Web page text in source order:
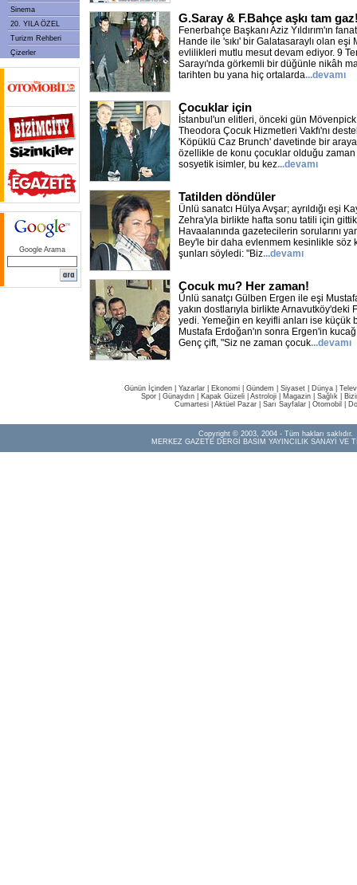
Sinema
20. YILA ÖZEL
Turizm Rehberi
Çizerler
Google Arama
G.Saray & F.Bahçe aşkı tam
Fenerbahçe Başkanı Aziz Yıldırım'ın
Hande ile 'sıkı' bir Galatasaraylı olan eşi
evlilikleri mutlu mesut devam ediyor. 9
Sarayı'nda görkemli bir düğünle nikâh
tarihten bu yana hiç ortalarda...devamı
Çocuklar için
İstanbul'un elitleri, önceki gün
Theodora Çocuk Hizmetleri Vakfı'nı
'Köpüklü Caz Brunch' davetinde bir
özellikle de konu çocuklar olduğu
sosyetik isimler, bu kez...devamı
Tatilden döndüler
Ünlü sanatcı Hülya Avşar; ayrıldığı eşi
Zehra'yla birlikte hafta sonu tatili için
Havaalanında gazetecilerin sorularını
Bey'le bir daha evlenmem kesinlikle söz
şunları söyledi: "Biz...devamı
Çocuk mu? Her zaman!
Ünlü sanatçı Gülben Ergen ile eşi
yakın dostlarıyla birlikte Arnavutköy'deki
yedi. Yemeğin en keyifli anları ise küçük
Mustafa Erdoğan'ın sonra Ergen'in
Genç çift, "Siz ne zaman çocuk...devamı
Günün İçinden Yazarlar Ekonomi Gündem Siyaset Dünya |
Spor
Günaydın Kapak Güzeli Astroloji Magazin Sağlık
Cumartesi| Aktüel Pazar| Sarı Sayfalar| Otomobil
Copyright © 2003, 2004 - Tüm hakları saklıdır.
MERKEZ GAZETE DERGİ BASIM YAYINCILIK SANAYİ VE